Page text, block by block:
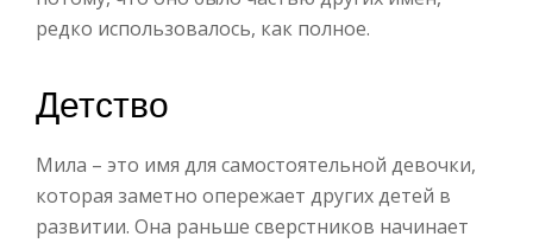
редко использовалось, как полное.
Детство
Мила – это имя для самостоятельной девочки,
которая заметно опережает других детей в
развитии. Она раньше сверстников начинает